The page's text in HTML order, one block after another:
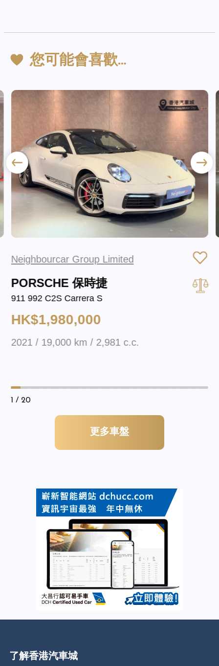
您可能會喜歡…
Neighbourcar Group Limited
PORSCHE 保時捷
911 992 C2S Carrera S
HK$1,980,000
2021 / 19,000 km / 2,981 c.c.
1 / 20
更多車盤
了解香港汽車城